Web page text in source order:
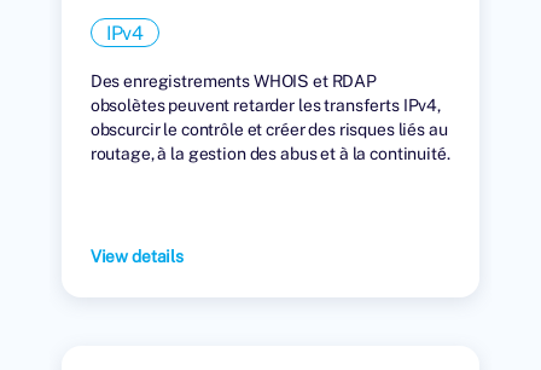
transferts IPv4
IPv4
Des enregistrements WHOIS et RDAP
obsolètes peuvent retarder les transferts IPv4,
obscurcir le contrôle et créer des risques liés au
routage, à la gestion des abus et à la continuité.
View details